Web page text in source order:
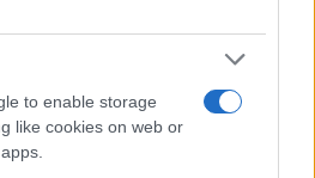
to enable storage
like cookies on web or
a un passo significativo
che definisce il destino della
di lungo termine. In ultima
decisione di acquistare